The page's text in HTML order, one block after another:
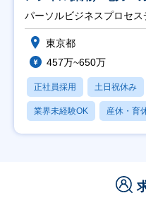
ト推進】
パーソルビジネスプロセ
東京都
457万~650万
正社員採用 土日祝休み
業界未経験OK 産休・育